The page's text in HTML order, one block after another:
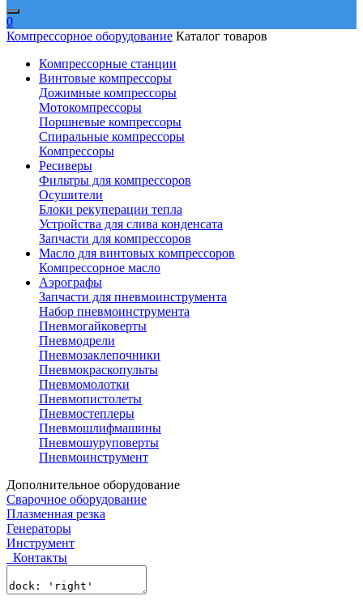
0
Компрессорное оборудование Каталог товаров
Компрессорные станции
Винтовые компрессоры
Дожимные компрессоры
Мотокомпрессоры
Поршневые компрессоры
Спиральные компрессоры
Компрессоры
Ресиверы
Фильтры для компрессоров
Осушители
Блоки рекуперации тепла
Устройства для слива конденсата
Запчасти для компрессоров
Масло для винтовых компрессоров
Компрессорное масло
Аэрографы
Запчасти для пневмоинструмента
Набор пневмоинструмента
Пневмогайковерты
Пневмодрели
Пневмозаклепочники
Пневмокраскопульты
Пневмомолотки
Пневмопистолеты
Пневмостеплеры
Пневмошлифмашины
Пневмошуруповерты
Пневмоинструмент
Дополнительное оборудование
Сварочное оборудование
Плазменная резка
Генераторы
Инструмент
Контакты